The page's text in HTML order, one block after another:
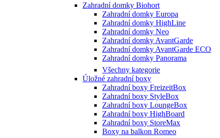
Zahradní domky Biohort
Zahradní domky Europa
Zahradní domky HighLine
Zahradní domky Neo
Zahradní domky AvantGarde
Zahradní domky AvantGarde ECO
Zahradní domky Panorama
Všechny kategorie
Úložné zahradní boxy
Zahradní boxy FreizeitBox
Zahradní boxy StyleBox
Zahradní boxy LoungeBox
Zahradní boxy HighBoard
Zahradní boxy StoreMax
Boxy na balkon Romeo